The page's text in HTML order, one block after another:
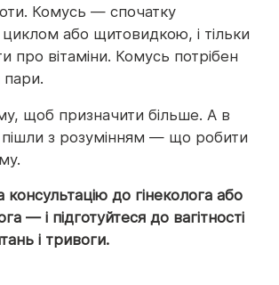
Комусь — спочатку
циклом або щитовидкою, і тільки
про вітаміни. Комусь потрібен
пари.
щоб призначити більше. А в
з розумінням — що робити
консультацію до гінеколога або
— і підготуйтеся до вагітності
і тривоги.